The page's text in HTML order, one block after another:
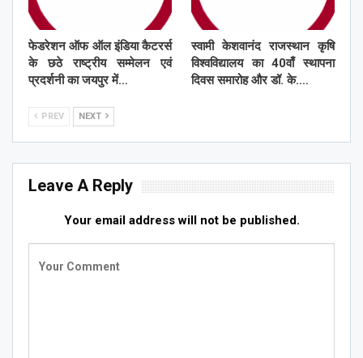
फेडरेशन ऑफ ऑल इंडिया कैटरर्स
के छठे राष्ट्रीय सम्मेलन एवं
प्रदर्शनी का जयपुर में…
स्वामी केशवानंद राजस्थान कृषि
विश्वविद्यालय का 40वाँ स्थापना
दिवस समारोह और डॉ. के.…
PREV NEXT
Leave A Reply
Your email address will not be published.